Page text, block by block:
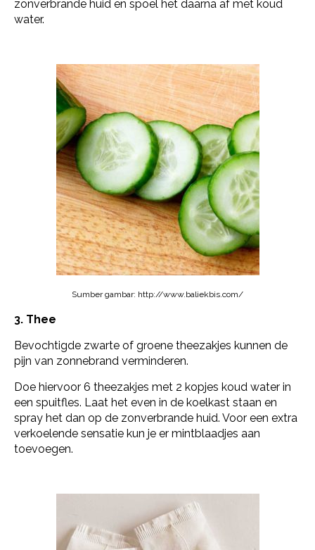
zonverbrande huid en spoel het daarna af met koud
water.
Sumber gambar: http://www.baliekbis.com/
3. Thee
Bevochtigde zwarte of groene theezakjes kunnen de
pijn van zonnebrand verminderen.
Doe hiervoor 6 theezakjes met 2 kopjes koud water in
een spuitfles. Laat het even in de koelkast staan en
spray het dan op de zonverbrande huid. Voor een extra
verkoelende sensatie kun je er mintblaadjes aan
toevoegen.